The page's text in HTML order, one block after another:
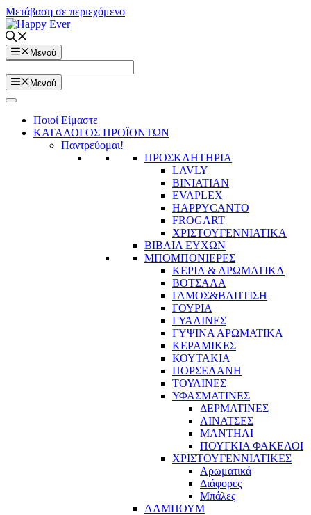
Μετάβαση σε περιεχόμενο
Μενού
Μενού
Ποιοί Είμαστε
ΚΑΤΑΛΟΓΟΣ ΠΡΟΪΟΝΤΩΝ
Παντρεύομαι!
ΠΡΟΣΚΛΗΤΗΡΙΑ
LAVLY
BINIATIAN
EVAPLEX
HAPPYCANTO
FROGART
ΧΡΙΣΤΟΥΓΕΝΝΙΑΤΙΚΑ
ΒΙΒΛΙΑ ΕΥΧΩΝ
ΜΠΟΜΠΟΝΙΕΡΕΣ
ΚΕΡΙΑ & ΑΡΩΜΑΤΙΚΑ
ΒΟΤΣΑΛΑ
ΓΑΜΟΣ&ΒΑΠΤΙΣΗ
ΓΟΥΡΙΑ
ΓΥΑΛΙΝΕΣ
ΓΥΨΙΝΑ ΑΡΩΜΑΤΙΚΑ
ΚΕΡΑΜΙΚΕΣ
ΚΟΥΤΑΚΙΑ
ΠΟΡΣΕΛΑΝΗ
ΤΟΥΛΙΝΕΣ
ΥΦΑΣΜΑΤΙΝΕΣ
ΔΕΡΜΑΤΙΝΕΣ
ΛΙΝΑΤΣΕΣ
ΜΑΝΤΗΛΙ
ΠΟΥΓΚΙΑ ΦΑΚΕΛΟΙ
ΧΡΙΣΤΟΥΓΕΝΝΙΑΤΙΚΕΣ
Αρωματικά
Διάφορες
Μπάλες
ΑΛΜΠΟΥΜ